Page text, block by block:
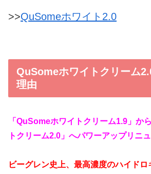
>>QuSomeホワイト2.0
QuSomeホワイトクリーム
理由
「QuSomeホワイトクリーム1.9」か
トクリーム2.0」へパワーアップリニ
ビーグレン史上、最高濃度のハイド